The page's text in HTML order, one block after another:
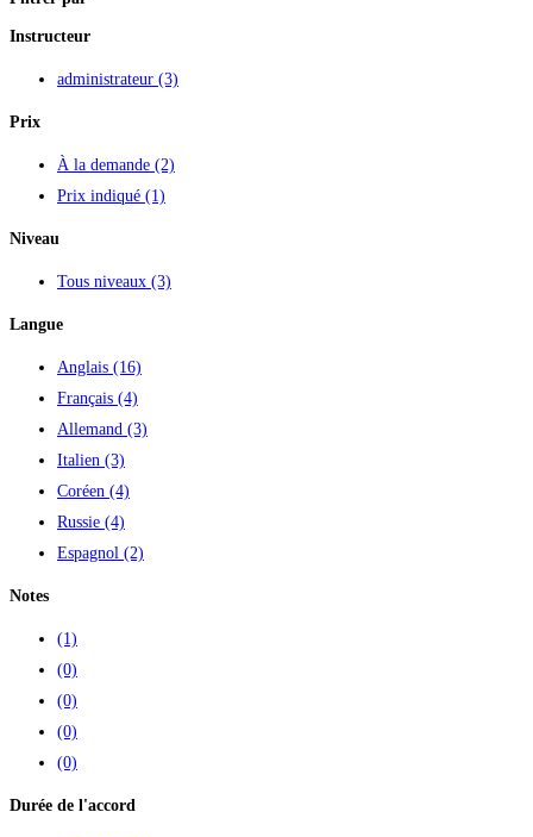
Instructeur
administrateur (3)
Prix
À la demande (2)
Prix indiqué (1)
Niveau
Tous niveaux (3)
Langue
Anglais (16)
Français (4)
Allemand (3)
Italien (3)
Coréen (4)
Russie (4)
Espagnol (2)
Notes
(1)
(0)
(0)
(0)
(0)
Durée de l'accord